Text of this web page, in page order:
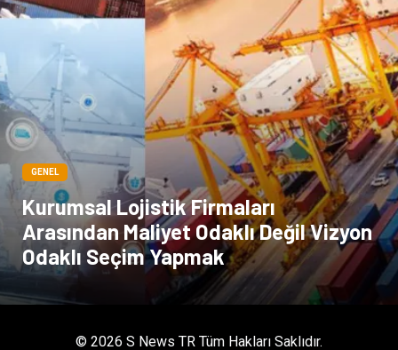
Spor Malzemeleri
GENEL
Kurumsal Lojistik Firmaları
Arasından Maliyet Odaklı Değil Vizyon
Odaklı Seçim Yapmak
© 2026 S News TR Tüm Hakları Saklıdır.